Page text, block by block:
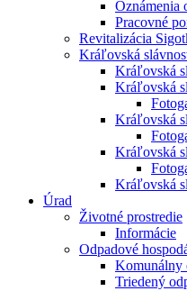
Oznámenia
Pracovné
Revitalizácia
Kráľovská
Kráľovská
Kráľovská
Kráľovská
Kráľovská
Kráľovská
Úrad
Životné prostredie
Informácie
Odpadové
Komunálny
Triedený